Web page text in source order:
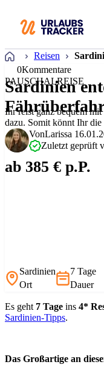
Startseite
Reisen
0Kommentare
PAUSCHALREISE
Sardinien
Ihr reist ganz bequem
dazu. Somit könnt Ihr
VonLarissa
Zuletzt geprüft
ab 385 € p.P.
Sardinien
Ort
7 Tage
Dauer
Es geht 7 Tage ins 4*
Sardinien-Tipps.
Das Großartige an